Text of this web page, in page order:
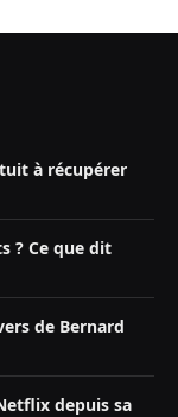
à récupérer
? Ce que dit
de Bernard
depuis sa